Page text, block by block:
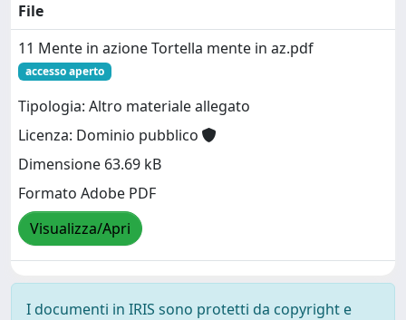
File
11 Mente in azione Tortella mente in az.pdf
accesso aperto
Tipologia: Altro materiale allegato
Licenza: Dominio pubblico
Dimensione 63.69 kB
Formato Adobe PDF
Visualizza/Apri
I documenti in IRIS sono protetti da copyright e